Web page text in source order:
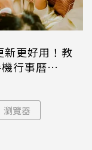
新更好用！教
行事曆
瀏覽器